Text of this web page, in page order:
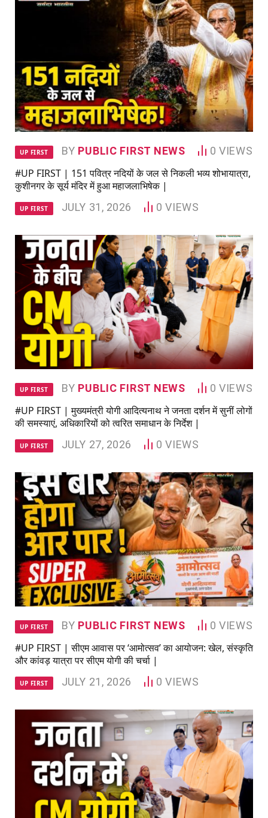
UP FIRST BY PUBLIC FIRST NEWS 0VIEWS
#UP FIRST | 151 पवित्र नदियों के जल से निकली भव्य शोभायात्रा,
कुशीनगर के सूर्य मंदिर में हुआ महाजलाभिषेक |
UP FIRST JULY 31, 2026 0VIEWS
UP FIRST BY PUBLIC FIRST NEWS 0VIEWS
#UP FIRST | मुख्यमंत्री योगी आदित्यनाथ ने जनता दर्शन में सुनीं लोगों
की समस्याएं, अधिकारियों को त्वरित समाधान के निर्देश |
UP FIRST JULY 27, 2026 0VIEWS
UP FIRST BY PUBLIC FIRST NEWS 0VIEWS
#UP FIRST | सीएम आवास पर ‘आमोत्सव’ का आयोजन: खेल, संस्कृति
और कांवड़ यात्रा पर सीएम योगी की चर्चा |
UP FIRST JULY 21, 2026 0VIEWS